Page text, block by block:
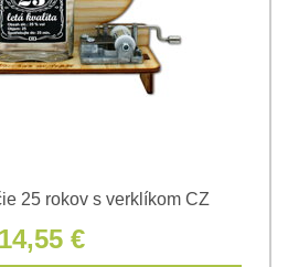
25 rokov s verklíkom CZ
14,55 €